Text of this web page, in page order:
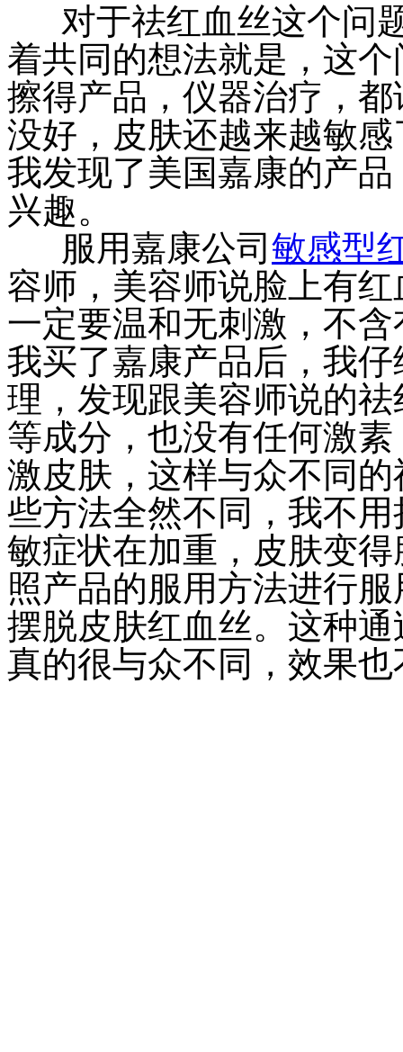
对于祛红血丝这个问
着共同的想法就是，这
擦得产品，仪器治疗，
没好，皮肤还越来越敏
我发现了美国嘉康的产
兴趣。
服用嘉康公司 敏感型
容师，美容师说脸上有
一定要温和无刺激，不
我买了嘉康产品后，我
理，发现跟美容师说的
等成分，也没有任何激
激皮肤，这样与众不同
些方法全然不同，我不
敏症状在加重，皮肤变
照产品的服用方法进行
摆脱皮肤红血丝。这种
真的很与众不同，效果也